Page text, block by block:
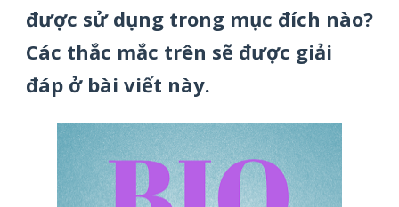
được sử dụng trong mục đích nào?
Các thắc mắc trên sẽ được giải
đáp ở bài viết này.